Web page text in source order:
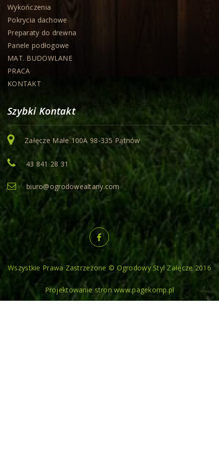
Wykończenia
Pokrycia dachowe
Preparaty do drewna
Panele podłogowe
MAT. BUDOWLANE
PRACA
KONTAKT
Szybki Kontakt
Załęcze Małe 100A 98-335 Pątnów
43 841 28 31
biuro@ogrodowealtany.com
Wszystkie Prawa Zastrzeżone © Ogrodowy Styl Załęcze 2016
Projektowanie stron www.pagekomp.pl